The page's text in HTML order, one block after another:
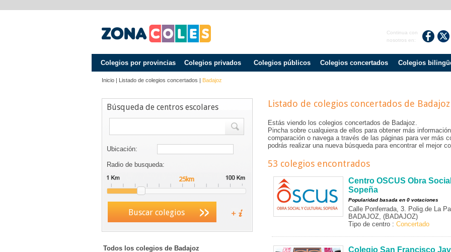
Continua con
nosotros en:
Colegios por provincias Colegios privados Colegios públicos Colegios concertados Colegios
Inicio | Listado de colegios concertados | Badajoz
Búsqueda de centros escolares
Ubicación:
Radio de busqueda:
Buscar colegios
Todos los colegios de Badajoz
Listado de colegios concertados de Badajoz
Estás viendo los colegios concertados de Badajoz.
Pincha sobre cualquiera de ellos para obtener más
comparación o navega a través de las páginas para ver más
podrás realizar una nueva búsqueda para encontrar el mejor
53 colegios encontrados
Centro OSCUS Obra
Sopeña
Popularidad basada en 0 votaciones
Calle Ponferrada, 3. Polig.de La
BADAJOZ, (BADAJOZ)
Tipo de centro : Concertado
Colegio San Francisco